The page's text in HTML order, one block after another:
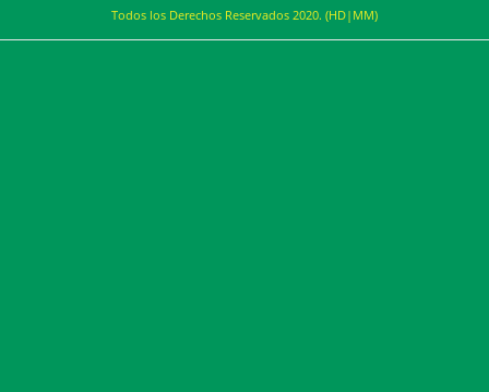
Todos los Derechos Reservados 2020. (HD|MM)